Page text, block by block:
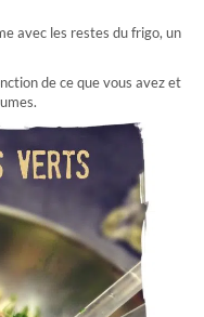
avec les restes du frigo, un
de ce que vous avez et